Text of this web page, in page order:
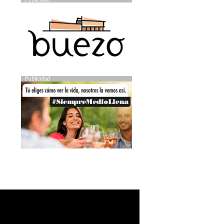
Publicidad